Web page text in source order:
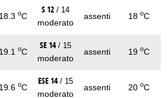
18.3 oC
S 12 / 14
moderato
assenti 18 oC
19.1 oC
SE 14 / 15
moderato
assenti 19 oC
19.6 oC
ESE 14 / 15
moderato
assenti 20 oC